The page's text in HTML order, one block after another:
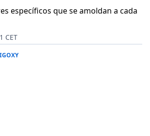
específicos que se amoldan a cada
CET